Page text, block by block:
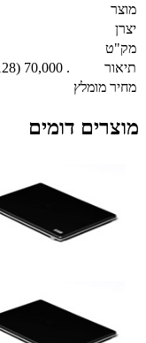
מוצר
יצרן
מק"ט
תיאור
70,000 .
מחיר מומלץ
מוצרים דומים